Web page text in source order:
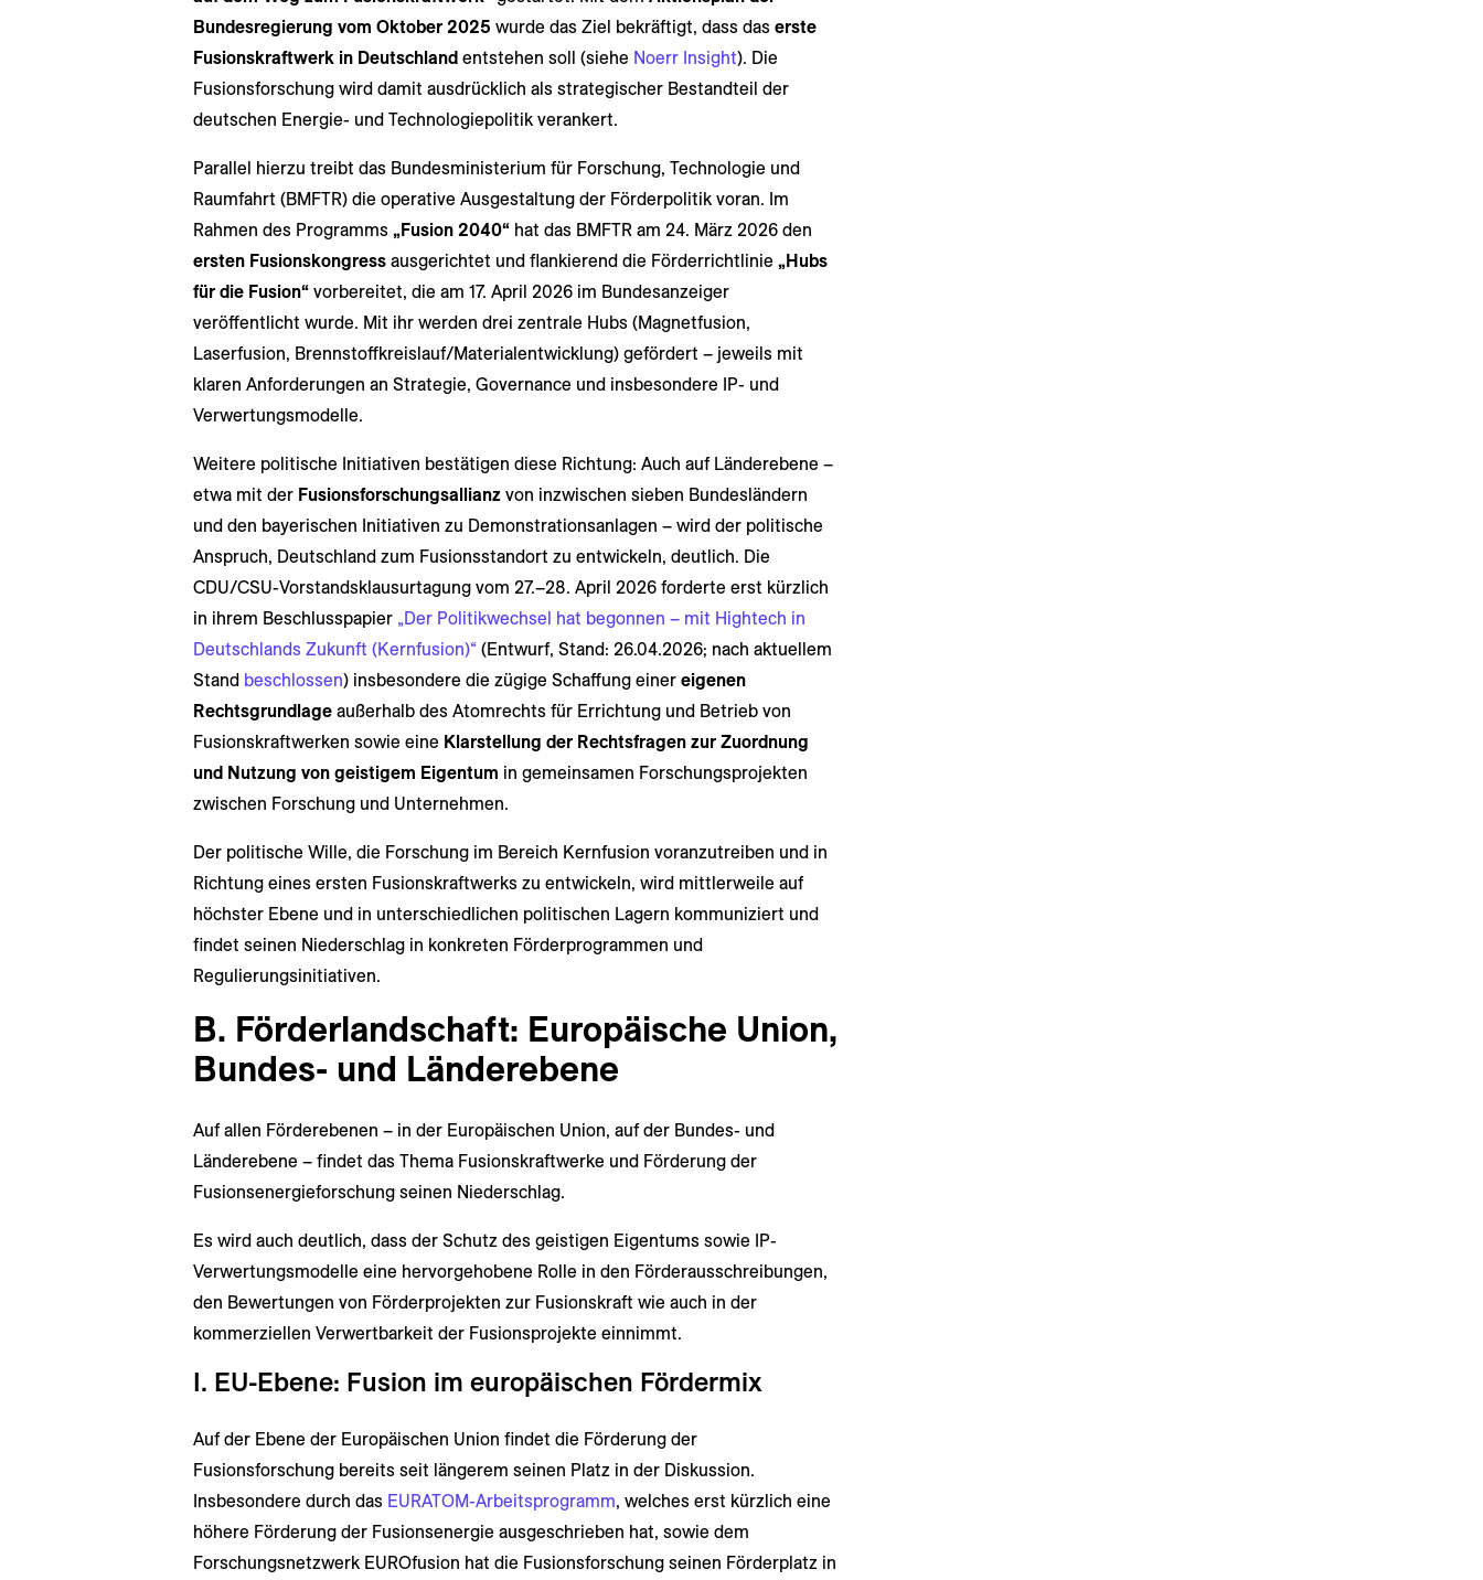
Bundesregierung vom Oktober 2025 wurde das Ziel bekräftigt, dass das erste
Fusionskraftwerk in Deutschlandentstehen soll (siehe Noerr Insight). Die
Fusionsforschung wird damit ausdrücklich als strategischer Bestandteil der
deutschen Energie- und Technologiepolitik verankert.
Parallel hierzu treibt das Bundesministerium für Forschung, Technologie und
Raumfahrt (BMFTR) die operative Ausgestaltung der Förderpolitik voran. Im
Rahmen des Programms „Fusion 2040“hat das BMFTR am 24. März 2026 den
ersten Fusionskongressausgerichtet und flankierend die Förderrichtlinie „Hubs
für die Fusion“vorbereitet, die am 17. April 2026 im Bundesanzeiger
veröffentlicht wurde. Mit ihr werden drei zentrale Hubs (Magnetfusion,
Laserfusion, Brennstoffkreislauf/Materialentwicklung) gefördert – jeweils mit
klaren Anforderungen an Strategie, Governance und insbesondere IP- und
Verwertungsmodelle.
Weitere politische Initiativen bestätigen diese Richtung: Auch auf Länderebene –
etwa mit der Fusionsforschungsallianzvon inzwischen sieben Bundesländern
und den bayerischen Initiativen zu Demonstrationsanlagen – wird der politische
Anspruch, Deutschland zum Fusionsstandort zu entwickeln, deutlich. Die
CDU/CSU-Vorstandsklausurtagung vom 27.–28. April 2026 forderte erst kürzlich
in ihrem Beschlusspapier „Der Politikwechsel hat begonnen – mit Hightech in
Deutschlands Zukunft (Kernfusion)“(Entwurf, Stand: 26.04.2026; nach aktuellem
Stand beschlossen) insbesondere die zügige Schaffung einer eigenen
Rechtsgrundlageaußerhalb des Atomrechts für Errichtung und Betrieb von
Fusionskraftwerken sowie eine Klarstellung der Rechtsfragen zur Zuordnung
und Nutzung von geistigem Eigentum in gemeinsamen Forschungsprojekten
zwischen Forschung und Unternehmen.
Der politische Wille, die Forschung im Bereich Kernfusion voranzutreiben und in
Richtung eines ersten Fusionskraftwerks zu entwickeln, wird mittlerweile auf
höchster Ebene und in unterschiedlichen politischen Lagern kommuniziert und
findet seinen Niederschlag in konkreten Förderprogrammen und
Regulierungsinitiativen.
B. Förderlandschaft: Europäische Union,
Bundes- und Länderebene
Auf allen Förderebenen – in der Europäischen Union, auf der Bundes- und
Länderebene – findet das Thema Fusionskraftwerke und Förderung der
Fusionsenergieforschung seinen Niederschlag.
Es wird auch deutlich, dass der Schutz des geistigen Eigentums sowie IP-
Verwertungsmodelle eine hervorgehobene Rolle in den Förderausschreibungen,
den Bewertungen von Förderprojekten zur Fusionskraft wie auch in der
kommerziellen Verwertbarkeit der Fusionsprojekte einnimmt.
I. EU-Ebene: Fusion im europäischen Fördermix
Auf der Ebene der Europäischen Union findet die Förderung der
Fusionsforschung bereits seit längerem seinen Platz in der Diskussion.
Insbesondere durch das EURATOM-Arbeitsprogramm, welches erst kürzlich eine
höhere Förderung der Fusionsenergie ausgeschrieben hat, sowie dem
Forschungsnetzwerk EUROfusion hat die Fusionsforschung seinen Förderplatz in